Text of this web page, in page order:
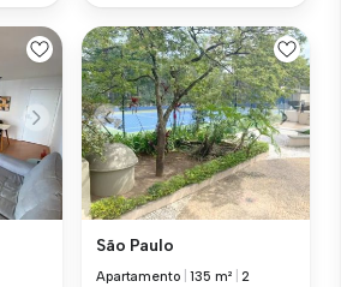
São Paulo
Apartamento |135 m² |2